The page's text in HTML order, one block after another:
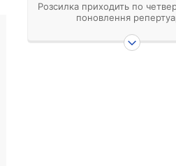
Розсилка приходить по
поновлення